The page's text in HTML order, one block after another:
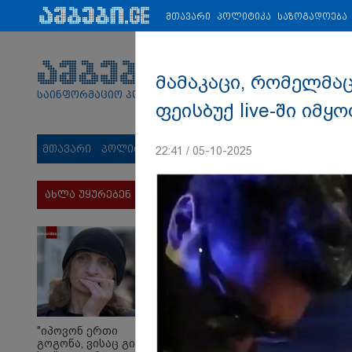
პარტნიორები: ახალი ამბები ეკონომიკა ვიდეო
საინფორმაციო პორტალი
მთავარი პოლიტიკა საზოგადოება
ახლა უყურებენ
"იპოვონ ერთი
გოგონა, ვისაც გიგა
მთავარი პოლიტიკა საზოგადოება
მამაკაცი,
ფეისბუქ live-ში
22:41 / 05-10-2025